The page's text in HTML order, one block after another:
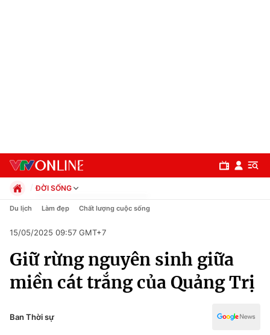
Chuyên mục
Chính trị
ĐỜI SỐNG
Chính trị
Pháp luật
Kinh tế
Thể thao
Truyền hình
Y tế
Du lịch Làm đẹp Chất lượng cuộc sống
15/05/2025 09:57 GMT+7
Giữ rừng nguyên sinh giữa
miền cát trắng của Quảng Trị
Ban Thời sự